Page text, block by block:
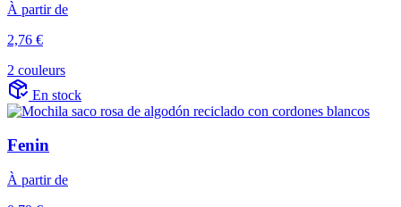
À partir de
2,76 €
2 couleurs
En stock
Fenin
À partir de